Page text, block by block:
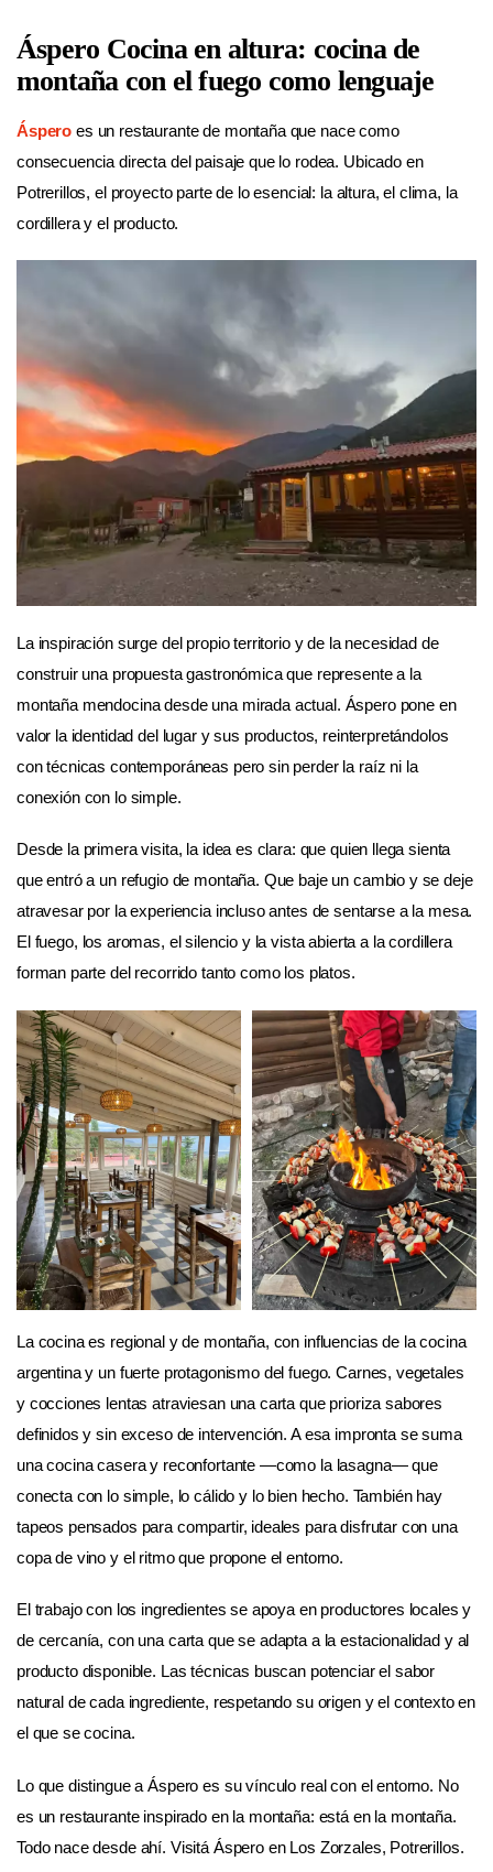
Áspero Cocina en altura: cocina de
montaña con el fuego como lenguaje
Áspero es un restaurante de montaña que nace como
consecuencia directa del paisaje que lo rodea. Ubicado en
Potrerillos, el proyecto parte de lo esencial: la altura, el clima, la
cordillera y el producto.
La inspiración surge del propio territorio y de la necesidad de
construir una propuesta gastronómica que represente a la
montaña mendocina desde una mirada actual. Áspero pone en
valor la identidad del lugar y sus productos, reinterpretándolos
con técnicas contemporáneas pero sin perder la raíz ni la
conexión con lo simple.
Desde la primera visita, la idea es clara: que quien llega sienta
que entró a un refugio de montaña. Que baje un cambio y se deje
atravesar por la experiencia incluso antes de sentarse a la mesa.
El fuego, los aromas, el silencio y la vista abierta a la cordillera
forman parte del recorrido tanto como los platos.
La cocina es regional y de montaña, con influencias de la cocina
argentina y un fuerte protagonismo del fuego. Carnes, vegetales
y cocciones lentas atraviesan una carta que prioriza sabores
definidos y sin exceso de intervención. A esa impronta se suma
una cocina casera y reconfortante —como la lasagna— que
conecta con lo simple, lo cálido y lo bien hecho. También hay
tapeos pensados para compartir, ideales para disfrutar con una
copa de vino y el ritmo que propone el entorno.
El trabajo con los ingredientes se apoya en productores locales y
de cercanía, con una carta que se adapta a la estacionalidad y al
producto disponible. Las técnicas buscan potenciar el sabor
natural de cada ingrediente, respetando su origen y el contexto en
el que se cocina.
Lo que distingue a Áspero es su vínculo real con el entorno. No
es un restaurante inspirado en la montaña: está en la montaña.
Todo nace desde ahí. Visitá Áspero en Los Zorzales, Potrerillos.